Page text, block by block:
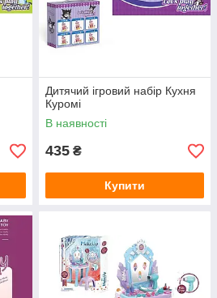
Дитячий ігровий набір Кухня
Куромі
В наявності
435 ₴
Купити